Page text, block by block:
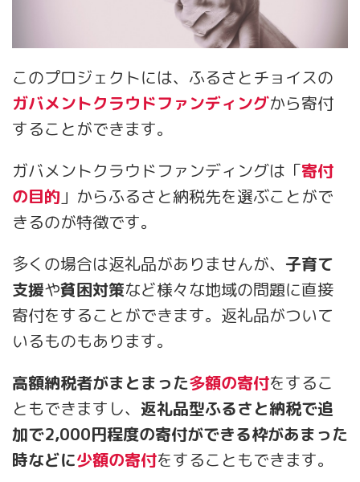
このプロジェクトには、ふるさとチョイスの
ガバメントクラウドファンディングから寄付
することができます。
ガバメントクラウドファンディングは「寄付
の目的 」からふるさと納税先を選ぶことがで
きるのが特徴です。
多くの場合は返礼品がありませんが、 子育て
支援や貧困対策など様々な地域の問題に直接
寄付をすることができます。返礼品がついて
いるものもあります。
高額納税者がまとまった多額の寄付をするこ
ともできますし、 返礼品型ふるさと納税で追
加で2,000円程度の寄付ができる枠があまった
時などに少額の寄付をすることもできます。